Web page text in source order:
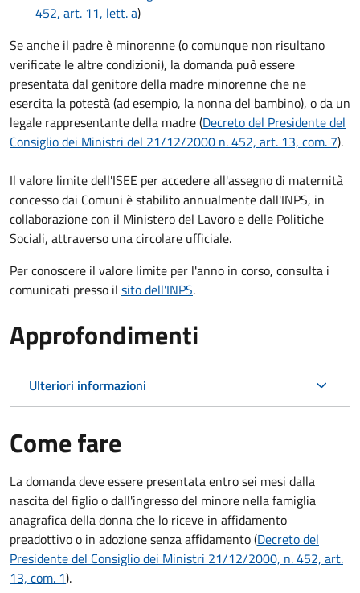
452, art. 11, lett. a)
Se anche il padre è minorenne (o comunque non risultano
verificate le altre condizioni), la domanda può essere
presentata dal genitore della madre minorenne che ne
esercita la potestà (ad esempio, la nonna del bambino), o da un
legale rappresentante della madre (Decreto del Presidente del
Consiglio dei Ministri del 21/12/2000 n. 452, art. 13, com. 7).
Il valore limite dell'ISEE per accedere all'assegno di maternità
concesso dai Comuni è stabilito annualmente dall'INPS, in
collaborazione con il Ministero del Lavoro e delle Politiche
Sociali, attraverso una circolare ufficiale.
Per conoscere il valore limite per l'anno in corso, consulta i
comunicati presso il sito dell'INPS.
Approfondimenti
Ulteriori informazioni
Come fare
La domanda deve essere presentataentro sei mesi dalla
nascita del figlio o dall'ingresso del minore nella famiglia
anagrafica della donna che lo riceve in affidamento
preadottivo o in adozione senza affidamento (Decreto del
Presidente del Consiglio dei Ministri 21/12/2000, n. 452, art.
13, com. 1).